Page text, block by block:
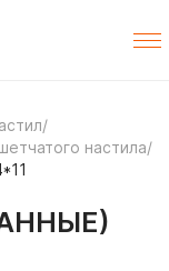
/
настила/